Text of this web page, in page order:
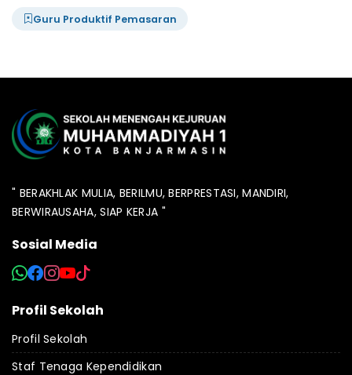
Guru Produktif Pemasaran
" BERAKHLAK MULIA, BERILMU, BERPRESTASI, MANDIRI,
BERWIRAUSAHA, SIAP KERJA "
Sosial Media
Profil Sekolah
Profil Sekolah
Staf Tenaga Kependidikan